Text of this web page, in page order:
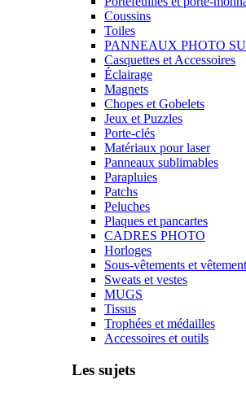
Coussins
Toiles
PANNEAUX PHOTO
Casquettes et Accessoires
Éclairage
Magnets
Chopes et Gobelets
Jeux et Puzzles
Porte-clés
Matériaux pour laser
Panneaux sublimables
Parapluies
Patchs
Peluches
Plaques et pancartes
CADRES PHOTO
Horloges
Sous-vêtements et
Sweats et vestes
MUGS
Tissus
Trophées et médailles
Accessoires et outils
Les sujets